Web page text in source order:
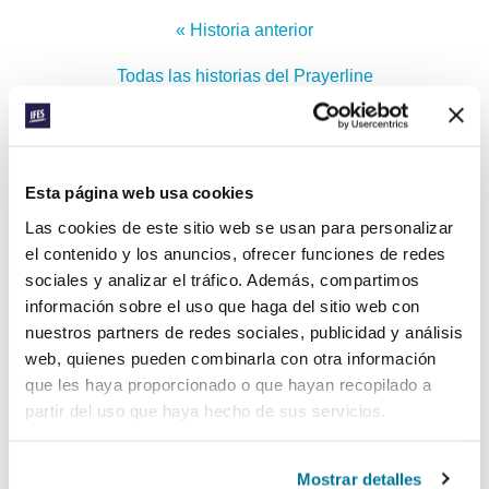
Esta página web usa cookies
Las cookies de este sitio web se usan para personalizar
el contenido y los anuncios, ofrecer funciones de redes
sociales y analizar el tráfico. Además, compartimos
información sobre el uso que haga del sitio web con
nuestros partners de redes sociales, publicidad y análisis
web, quienes pueden combinarla con otra información
que les haya proporcionado o que hayan recopilado a
partir del uso que haya hecho de sus servicios.
Mostrar detalles
« Historia anterior
Todas las historias del Prayerline
Historia siguiente »
SUSCRIBIRSE A PRAYERLINE
Nombre de pila:
Apellido:
Correo electrónico: